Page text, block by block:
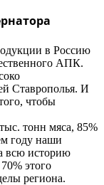
в Россию
АПК.
Ставрополья. И
чтобы
тонн мяса, 85%
году наши
всю историю
этого
региона.